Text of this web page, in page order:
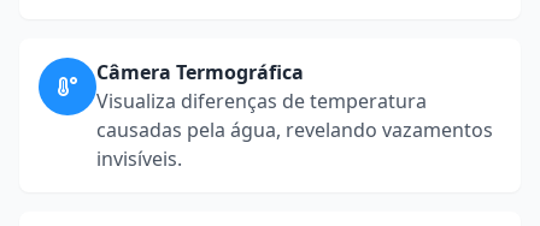
Câmera Termográfica
Visualiza diferenças de temperatura
causadas pela água, revelando vazamentos
invisíveis.